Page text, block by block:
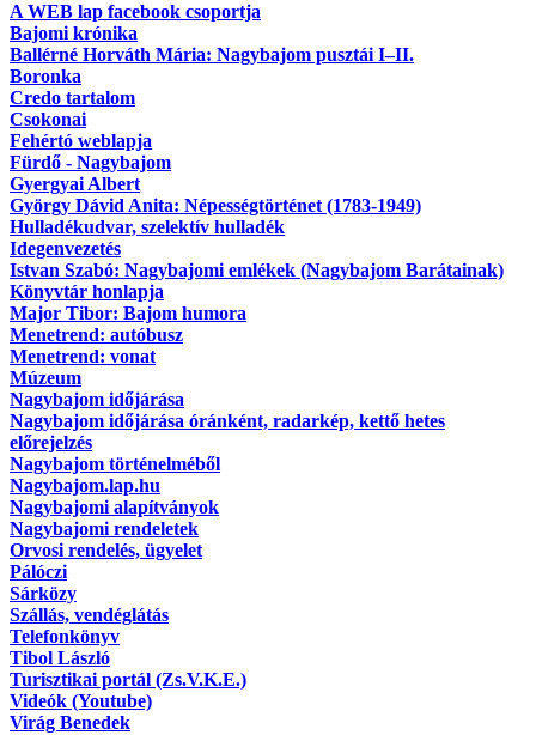
A WEB lap facebook csoportja
Bajomi krónika
Ballérné Horváth Mária: Nagybajom pusztái I–II.
Boronka
Credo tartalom
Csokonai
Fehértó weblapja
Fürdő - Nagybajom
Gyergyai Albert
György Dávid Anita: Népességtörténet (1783-1949)
Hulladékudvar, szelektív hulladék
Idegenvezetés
Istvan Szabó: Nagybajomi emlékek (Nagybajom Barátainak)
Könyvtár honlapja
Major Tibor: Bajom humora
Menetrend: autóbusz
Menetrend: vonat
Múzeum
Nagybajom időjárása
Nagybajom időjárása óránként, radarkép, kettő hetes
előrejelzés
Nagybajom történelméből
Nagybajom.lap.hu
Nagybajomi alapítványok
Nagybajomi rendeletek
Orvosi rendelés, ügyelet
Pálóczi
Sárközy
Szállás, vendéglátás
Telefonkönyv
Tibol László
Turisztikai portál (Zs.V.K.E.)
Videók (Youtube)
Virág Benedek